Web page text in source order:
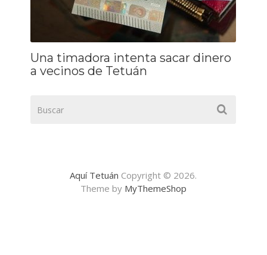
Una timadora intenta sacar dinero
a vecinos de Tetuán
Aquí Tetuán Copyright © 2026.
Theme by MyThemeShop